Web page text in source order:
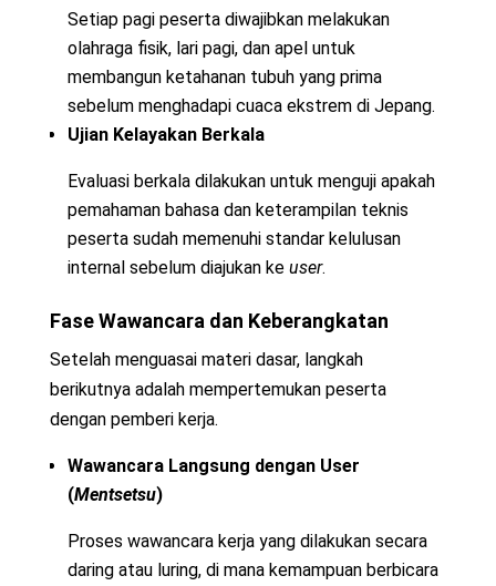
Setiap pagi peserta diwajibkan melakukan
olahraga fisik, lari pagi, dan apel untuk
membangun ketahanan tubuh yang prima
sebelum menghadapi cuaca ekstrem di Jepang.
Ujian Kelayakan Berkala
Evaluasi berkala dilakukan untuk menguji apakah
pemahaman bahasa dan keterampilan teknis
peserta sudah memenuhi standar kelulusan
internal sebelum diajukan ke user.
Fase Wawancara dan Keberangkatan
Setelah menguasai materi dasar, langkah
berikutnya adalah mempertemukan peserta
dengan pemberi kerja.
Wawancara Langsung dengan User
(Mentsetsu)
Proses wawancara kerja yang dilakukan secara
daring atau luring, di mana kemampuan berbicara